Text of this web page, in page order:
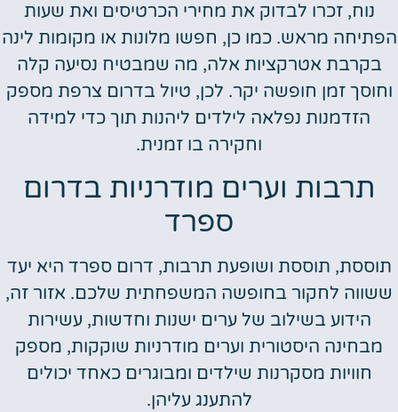
נוח, זכרו לבדוק את מחירי הכרטיסים ואת שעות
מראש. כמו כן, חפשו מלונות או מקומות לינה
בקרבת אטרקציות אלה, מה שמבטיח נסיעה קלה
זמן חופשה יקר. לכן, טיול בדרום צרפת מספק
הזדמנות נפלאה לילדים ליהנות תוך כדי למידה
וחקירה בו זמנית.
תרבות וערים מודרניות בדרום
ספרד
תוססת ושופעת תרבות, דרום ספרד היא יעד
לחקור בחופשה המשפחתית שלכם. אזור זה,
הידוע בשילוב של ערים ישנות וחדשות, עשירות
מבחינה היסטורית וערים מודרניות שוקקות, מספק
חוויות מסקרנות שילדים ומבוגרים כאחד יכולים
להתענג עליהן.